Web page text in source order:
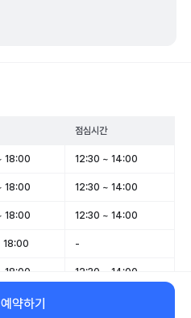
점심시간
18:00 12:30 ~ 14:00
18:00 12:30 ~ 14:00
18:00 12:30 ~ 14:00
18:00 -
18:00 12:30 ~ 14:00
12:00
약하기